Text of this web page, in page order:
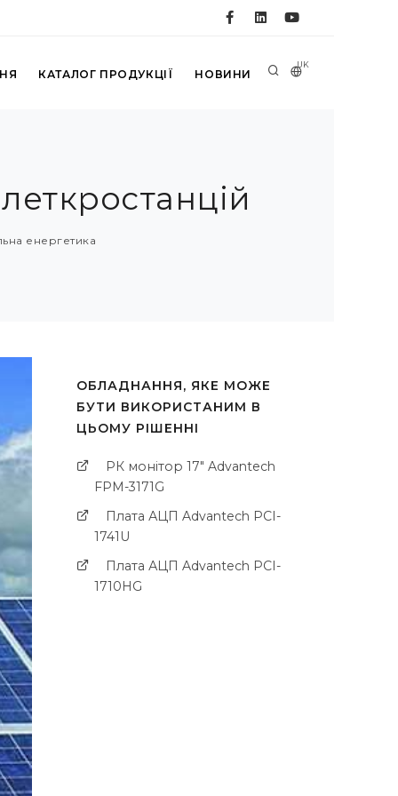
UK
КАТАЛОГ ПРОДУКЦІЇ НОВИНИ
енергетика
ОБЛАДНАННЯ, ЯКЕ МОЖЕ
БУТИ ВИКОРИСТАНИМ В
ЦЬОМУ РІШЕННІ
РК монітор 17" Advantech
FPM-3171G
Плата АЦП Advantech PCI-
1741U
Плата АЦП Advantech PCI-
1710HG